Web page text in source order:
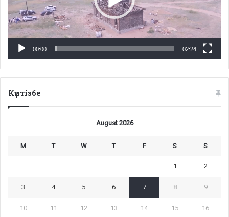
00:00 02:24
Күнтізбе
August 2026
M T W T F S S
1 2
3 4 5 6 7 8 9
10 11 12 13 14 15 16